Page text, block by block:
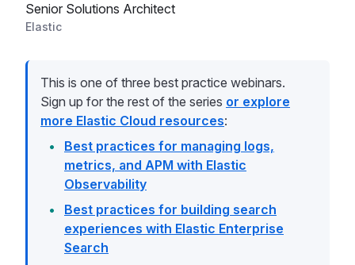
Senior Solutions Architect
Elastic
This is one of three best practice webinars.
Sign up for the rest of the series or explore
more Elastic Cloud resources:
Best practices for managing logs,
metrics, and APM with Elastic
Observability
Best practices for building search
experiences with Elastic Enterprise
Search